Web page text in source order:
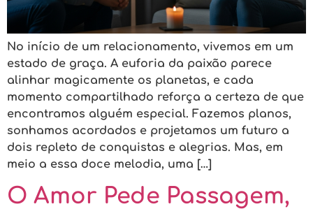
No início de um relacionamento, vivemos em um
estado de graça. A euforia da paixão parece
alinhar magicamente os planetas, e cada
momento compartilhado reforça a certeza de que
encontramos alguém especial. Fazemos planos,
sonhamos acordados e projetamos um futuro a
dois repleto de conquistas e alegrias. Mas, em
meio a essa doce melodia, uma […]
O Amor Pede Passagem,